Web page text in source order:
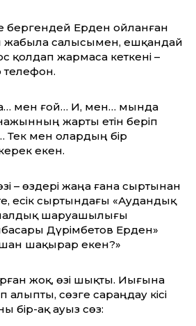
бергендей Ерден ойланған
жабыла салысымен, ешқандай
қолдап жармаса кеткені –
мен ғой… Иә, мен… мында
жарты етін беріп
Тек мен олардың бір
екен.
– өздері жаңа ғана сыртынан
есік сыртындағы «Аудандық
шаруашылығы
Дүрімбетов Ерден»
шақырар екен?»
жоқ, өзі шықты. Иығына
алыпты, сөзге сараңдау кісі
бір-ақ ауыз сөз: